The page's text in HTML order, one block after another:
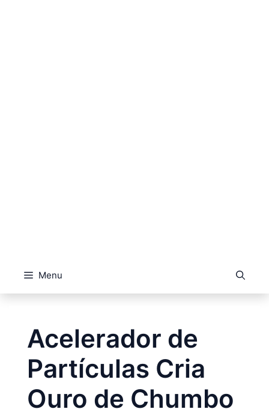
Menu
Acelerador de
Partículas Cria
Ouro de Chumbo